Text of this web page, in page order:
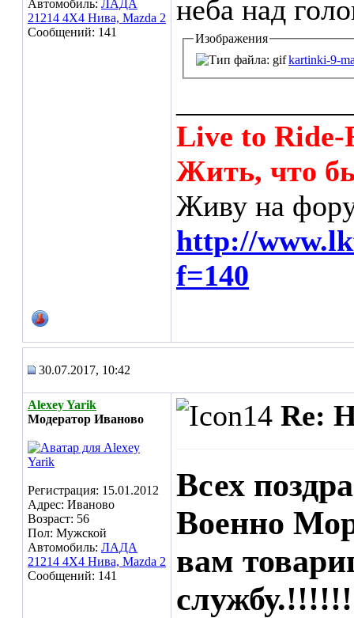
Автомобиль: ЛАДА
21214 4Х4 Нива, Mazda 2
Сообщений: 141
неба над
Изображения
kartinki-9-
Live to
Жить, что
Живу на
http://
f=140
30.07.2017, 10:42
Alexey Yarik
Модератор Иваново
Регистрация: 15.01.2012
Адрес: Иваново
Возраст: 56
Пол: Мужской
Автомобиль: ЛАДА
21214 4Х4 Нива, Mazda 2
Сообщений: 141
Re:
Всех
Военно
вам